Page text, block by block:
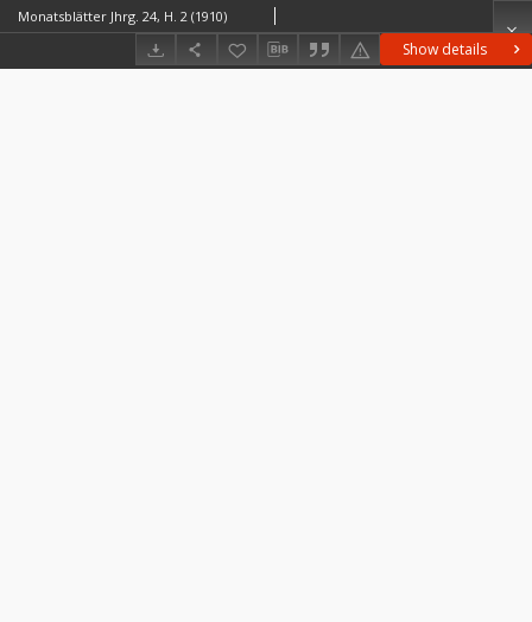
Show details
Monatsblätter Jhrg. 24, H. 2 (1910)